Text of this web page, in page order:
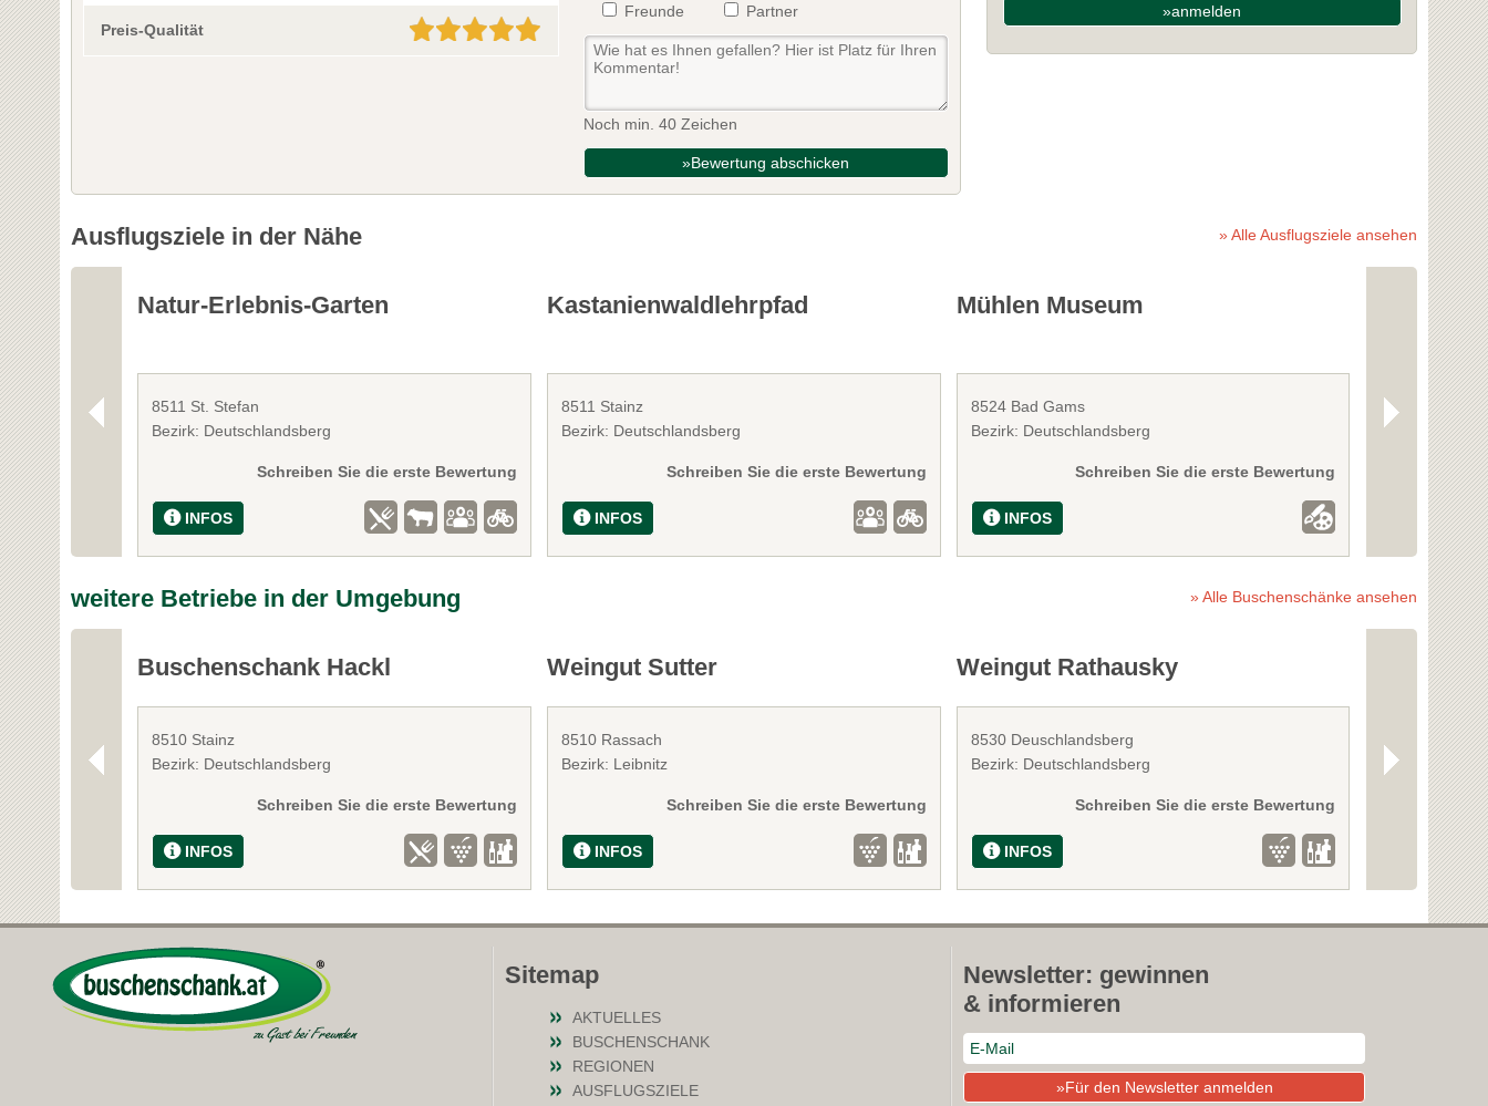
Preis-Qualität
Freunde
Partner
Noch min. 40 Zeichen
»Bewertung abschicken
»anmelden
Ausflugsziele in der Nähe » Alle Ausflugsziele ansehen
Natur-Erlebnis-Garten
8511 St. Stefan
Bezirk: Deutschlandsberg
Schreiben Sie die erste Bewertung
INFOS
Kastanienwaldlehrpfad
8511 Stainz
Bezirk: Deutschlandsberg
Schreiben Sie die erste Bewertung
INFOS
Mühlen Museum
8524 Bad Gams
Bezirk: Deutschlandsberg
Schreiben Sie die erste Bewertung
INFOS
8524 Bad
Bezirk:
INFOS
weitere Betriebe in der Umgebung » Alle Buschenschänke ansehen
Buschenschank Hackl
8510 Stainz
Bezirk: Deutschlandsberg
Schreiben Sie die erste Bewertung
INFOS
Weingut Sutter
8510 Rassach
Bezirk: Leibnitz
Schreiben Sie die erste Bewertung
INFOS
Weingut Rathausky
8530 Deuschlandsberg
Bezirk: Deutschlandsberg
Schreiben Sie die erste Bewertung
INFOS
8511 St.
Bezirk:
INFOS
Sitemap
AKTUELLES
BUSCHENSCHANK
REGIONEN
AUSFLUGSZIELE
Newsletter: gewinnen
& informieren
»Für den Newsletter anmelden